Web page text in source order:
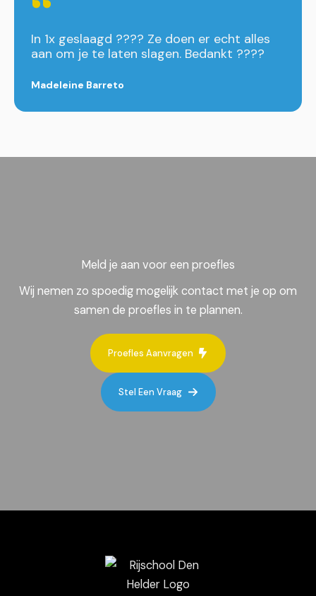
In 1x geslaagd ???? Ze doen er echt alles
aan om je te laten slagen. Bedankt ????
Madeleine Barreto
Meld je aan voor een proefles
Wij nemen zo spoedig mogelijk contact met je op om
samen de proefles in te plannen.
Proefles Aanvragen
Stel Een Vraag